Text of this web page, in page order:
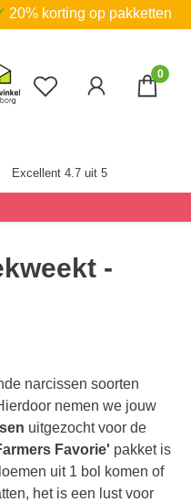
✓ 20% korting op pakketten
Je hebt 0 items
0
Excellent 4.7 uit 5
-
narcissen soorten
nemen we jouw
uitgezocht voor de
Favorie' pakket is
uit 1 bol komen of
het is een lust voor